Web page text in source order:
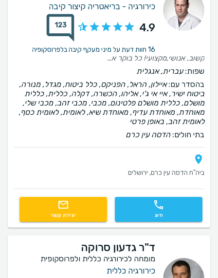
כירורגיה - בריאטריה קיצור קיבה
4.9
123
16 חוות דעת על מיני מעקף קיבה בלפרוסקופיה
קשוב, אנושי,מקצועי! כל בוקר אחרי הניתוח הגיע לבדוק לשלומי גם במחינה רפואית וגם רגשית עם סבלנות גדולה והסברים. לא מובן מאילו תודה רבה על הכל! אמליץ בחום!!
שפות:עברית, אנגלית
בהסדר עם:איילון, הראל, הפניקס, כלל ביטוח, מגדל, מנורה,
ביטוח ישיר, איי אי ג'י, אליהו, הכשרה, דקלה, כללית, כללית
מושלם, כללית מושלם פלטינום, מכבי, מכבי זהב, מכבי שלי,
מאוחדת, מאוחדת עדיף, מאוחדת שיא, לאומית, לאומית כסף,
לאומית זהב, באופן פרטי
בתי חולים:הדסה עין כרם
ביה"ח הדסה עין כרם, ירושלים
חיוג יצירת קשר
ד"ר גדעון סרוקה
מומחה לכירורגיה כללית ולפרוסקופית
כירורגיה כללית